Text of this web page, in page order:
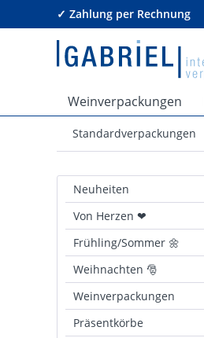
✓ Zahlung per Rechnung
Weinverpackungen
Standardverpackungen
Neuheiten
Von Herzen ❤
Frühling/Sommer 🌼
Weihnachten 🎅
Weinverpackungen
Präsentkörbe